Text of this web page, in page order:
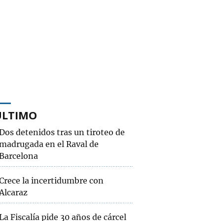
detenidos tras un tiroteo de
en el Raval de
la incertidumbre con
Fiscalía pide 30 años de cárcel